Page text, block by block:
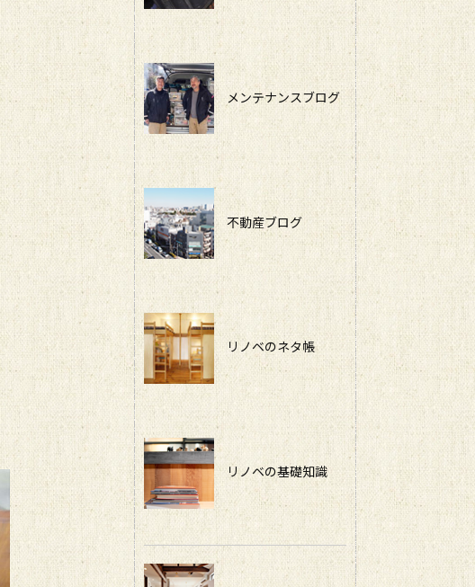
メンテナンスブログ
不動産ブログ
リノベのネタ帳
リノベの基礎知識